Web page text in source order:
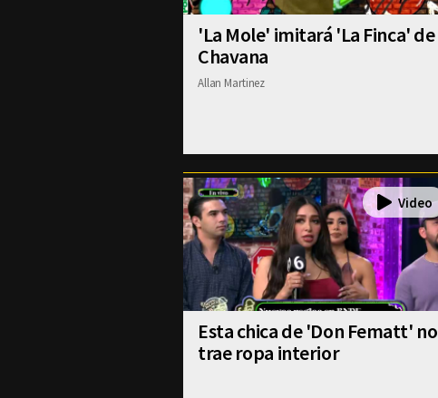
'La Mole' imitará 'La Finca' de
Chavana
Allan Martinez
Esta chica de 'Don Fematt' no
trae ropa interior